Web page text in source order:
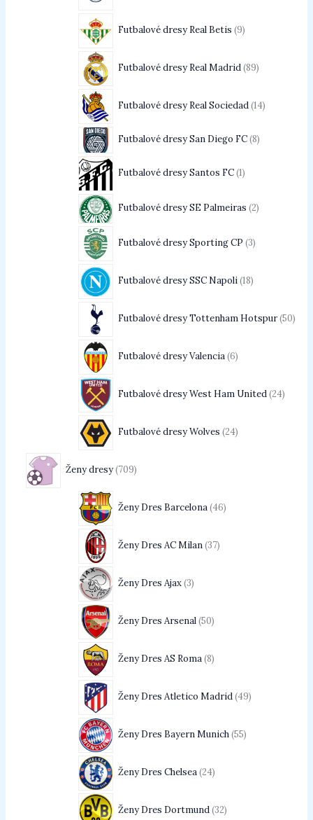
Futbalové dresy Real Betis 9
Futbalové dresy Real Madrid 89
Futbalové dresy Real Sociedad 14
Futbalové dresy San Diego FC 8
Futbalové dresy Santos FC 1
Futbalové dresy SE Palmeiras 2
Futbalové dresy Sporting CP 3
Futbalové dresy SSC Napoli 18
Futbalové dresy Tottenham Hotspur 50
Futbalové dresy Valencia 6
Futbalové dresy West Ham United 24
Futbalové dresy Wolves 24
Ženy dresy 709
Ženy Dres Barcelona 46
Ženy Dres AC Milan 37
Ženy Dres Ajax 3
Ženy Dres Arsenal 50
Ženy Dres AS Roma 8
Ženy Dres Atletico Madrid 49
Ženy Dres Bayern Munich 55
Ženy Dres Chelsea 24
Ženy Dres Dortmund 32